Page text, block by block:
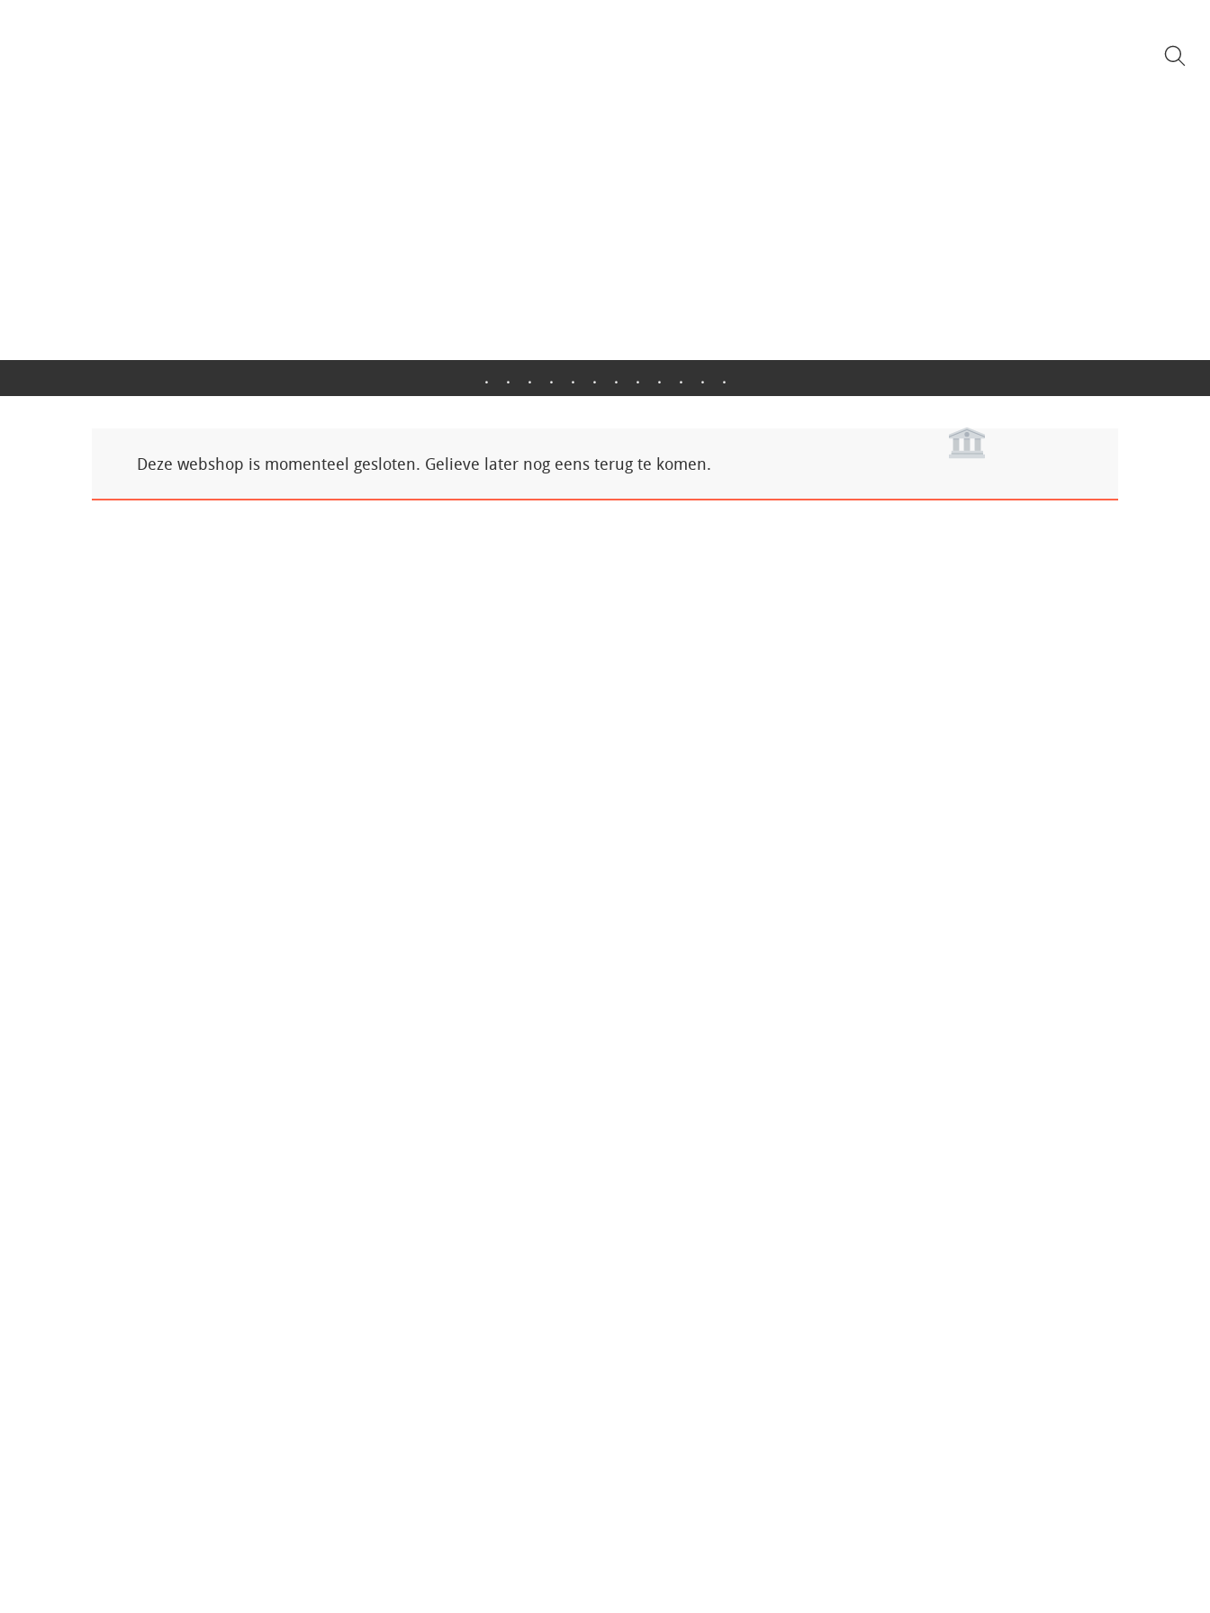
. . . . . . . . . . . .
Deze webshop is momenteel gesloten. Gelieve later nog eens terug te komen.